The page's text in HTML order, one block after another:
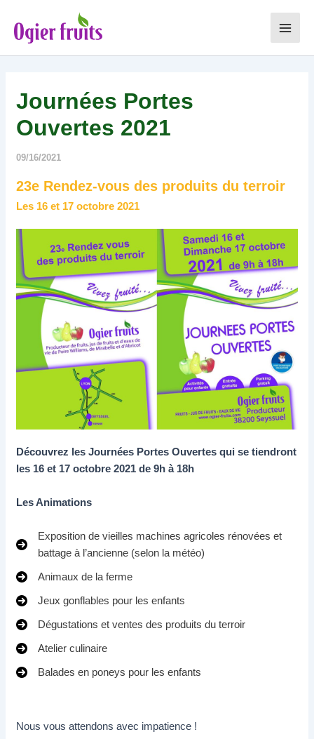
contenu
Main
Journées Portes
Ouvertes 2021
09/16/2021
23e Rendez-vous des produits du terroir
Les 16 et 17 octobre 2021
Découvrez les Journées Portes Ouvertes qui se tiendront
les 16 et 17 octobre 2021 de 9h à 18h
Les Animations
Exposition de vieilles machines agricoles rénovées et
battage à l’ancienne (selon la météo)
Animaux de la ferme
Jeux gonflables pour les enfants
Dégustations et ventes des produits du terroir
Atelier culinaire
Balades en poneys pour les enfants
Nous vous attendons avec impatience !